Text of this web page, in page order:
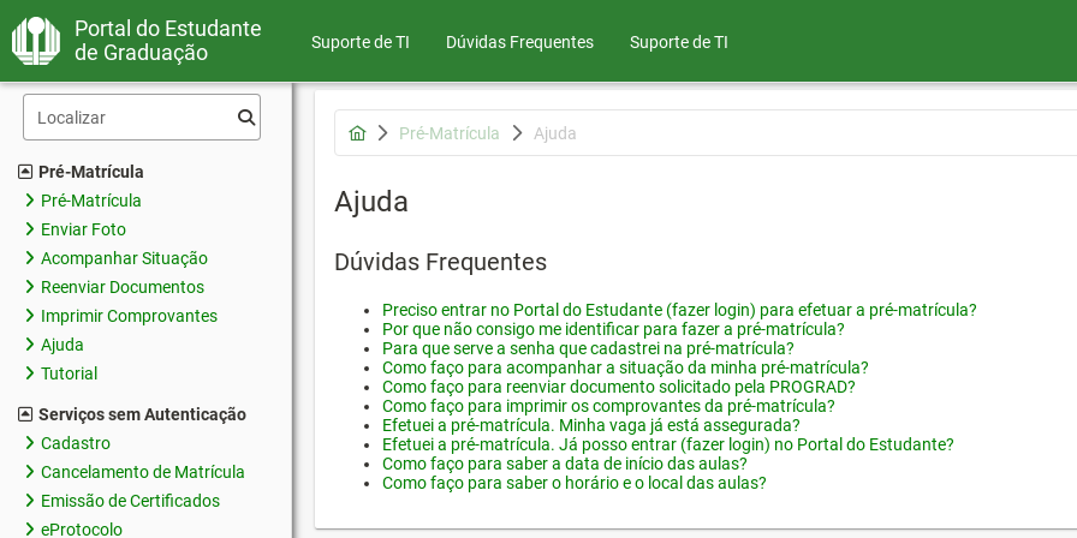
Portal do Estudante
de Graduação
Suporte de TI Dúvidas Frequentes Suporte de TI
Pré-Matrícula
Pré-Matrícula
Enviar Foto
Acompanhar Situação
Reenviar Documentos
Imprimir Comprovantes
Ajuda
Tutorial
Serviços sem Autenticação
Cadastro
Cancelamento de Matrícula
Emissão de Certificados
eProtocolo
Pré-Matrícula Ajuda
Ajuda
Dúvidas Frequentes
Preciso entrar no Portal do Estudante (fazer login) para efetuar a pré-matrícula?
Por que não consigo me identificar para fazer a pré-matrícula?
Para que serve a senha que cadastrei na pré-matrícula?
Como faço para acompanhar a situação da minha pré-matrícula?
Como faço para reenviar documento solicitado pela PROGRAD?
Como faço para imprimir os comprovantes da pré-matrícula?
Efetuei a pré-matrícula. Minha vaga já está assegurada?
Efetuei a pré-matrícula. Já posso entrar (fazer login) no Portal do Estudante?
Como faço para saber a data de início das aulas?
Como faço para saber o horário e o local das aulas?